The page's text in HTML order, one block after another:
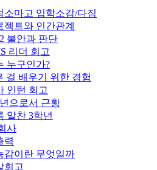
소마고 입학소감/다짐
젝트와 인간관계
불안과 판단
리더 회고
누구인가?
걸 배우기 위한 경험
인턴 회고
으로서 근황
알찬 3학년
사
력
감이란 무엇일까
회고